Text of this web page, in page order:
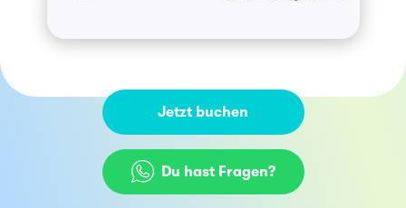
Jetzt buchen
Du hast Fragen?